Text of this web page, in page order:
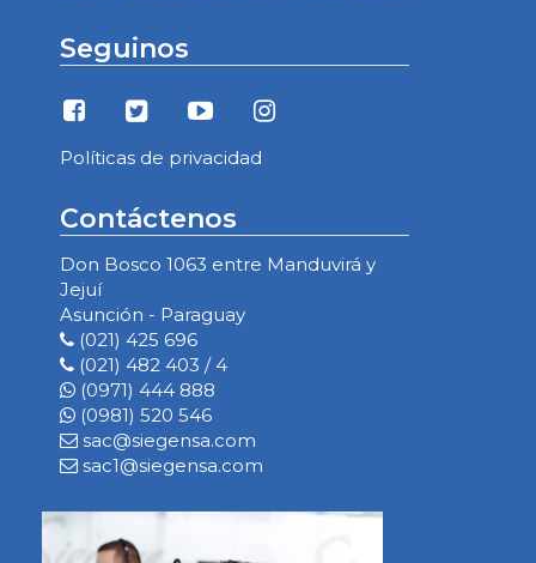
Seguinos
Políticas de privacidad
Contáctenos
Don Bosco 1063 entre Manduvirá y
Jejuí
Asunción - Paraguay
(021) 425 696
(021) 482 403 / 4
(0971) 444 888
(0981) 520 546
sac@siegensa.com
sac1@siegensa.com